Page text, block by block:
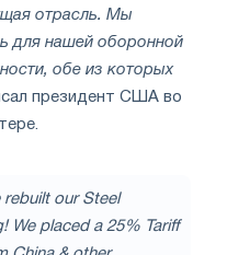
отрасль. Мы
для нашей оборонной
обе из которых
президент США во
rebuilt our Steel
We placed a 25% Tariff